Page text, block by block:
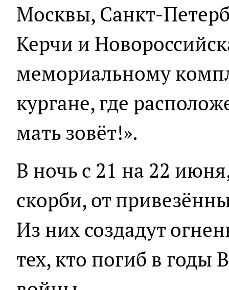
Москвы, Санкт-
Керчи и
мемориальному
кургане, где
мать зовёт!».
В ночь с 21 на 22
скорби, от
Из них создадут
тех, кто погиб в годы